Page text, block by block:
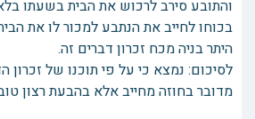
והתובע סירב לרכוש את הבית בשעתו בלא
בכוחו לחייב את הנתבע למכור לו את
היתר בניה מכח זכרון דברים זה.
לסיכום: נמצא כי על פי תוכנו של זכרון
מדובר בחוזה מחייב אלא בהבעת רצון